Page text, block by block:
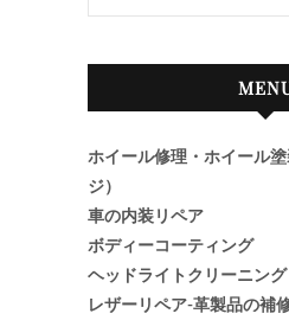
ホイール修理・ホイール
ジ）
車の内装リペア
ボディーコーティング
ヘッドライトクリーニング
レザーリペア-革製品の補